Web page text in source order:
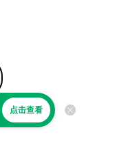
点击查看